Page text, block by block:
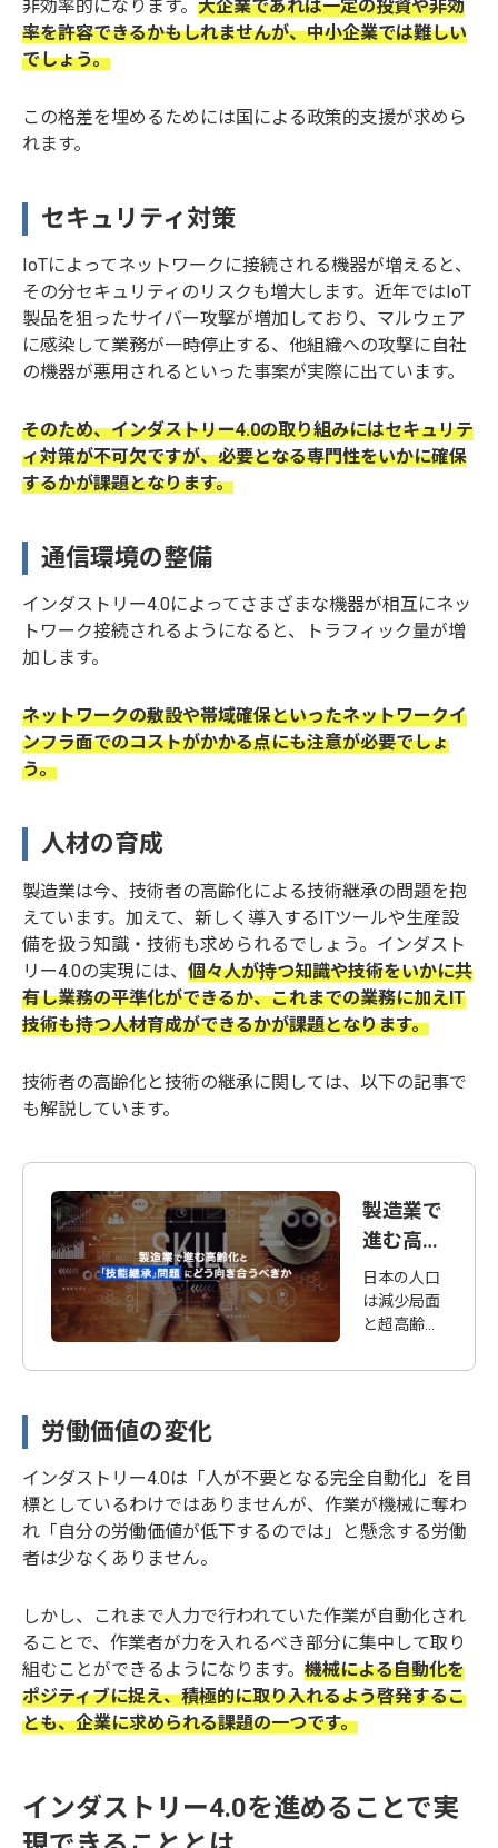
非効率的になります。 大企業であれば一定の投資や非効
率を許容できるかもしれませんが、中小企業では難しい
でしょう。
この格差を埋めるためには国による政策的支援が求めら
れます。
セキュリティ対策
IoTによってネットワークに接続される機器が増えると、
その分セキュリティのリスクも増大します。近年ではIoT
製品を狙ったサイバー攻撃が増加しており、マルウェア
に感染して業務が一時停止する、他組織への攻撃に自社
の機器が悪用されるといった事案が実際に出ています。
そのため、インダストリー4.0の取り組みにはセキュリテ
ィ対策が不可欠ですが、必要となる専門性をいかに確保
するかが課題となります。
通信環境の整備
インダストリー4.0によってさまざまな機器が相互にネッ
トワーク接続されるようになると、トラフィック量が増
加します。
ネットワークの敷設や帯域確保といったネットワークイ
ンフラ面でのコストがかかる点にも注意が必要でしょ
う。
人材の育成
製造業は今、技術者の高齢化による技術継承の問題を抱
えています。加えて、新しく導入するITツールや生産設
備を扱う知識・技術も求められるでしょう。インダスト
リー4.0の実現には、 個々人が持つ知識や技術をいかに共
有し業務の平準化ができるか、これまでの業務に加えIT
技術も持つ人材育成ができるかが課題となります。
技術者の高齢化と技術の継承に関しては、以下の記事で
も解説しています。
製造業で
進む高齢
化と「技
能継承」
問題にど
日本の人口
は減少局面
と超高齢化
り、2065年
み、高齢化
率は38％台
になると推
計されてい
ものづくり
産業におい
ても高齢化
が進み、特
に熟練者の
います。
「技能継承
労働価値の変化
インダストリー4.0は「人が不要となる完全自動化」を目
標としているわけではありませんが、作業が機械に奪わ
れ「自分の労働価値が低下するのでは」と懸念する労働
者は少なくありません。
しかし、これまで人力で行われていた作業が自動化され
ることで、作業者が力を入れるべき部分に集中して取り
組むことができるようになります。 機械による自動化を
ポジティブに捉え、積極的に取り入れるよう啓発するこ
とも、企業に求められる課題の一つです。
インダストリー4.0を進めることで実